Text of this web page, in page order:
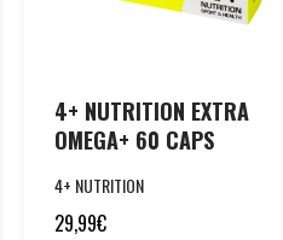
4+ NUTRITION EXTRA
OMEGA+ 60 CAPS
4+ NUTRITION
29,99€